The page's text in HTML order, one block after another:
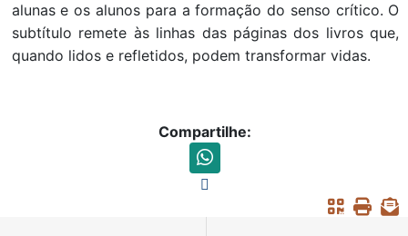
alunas e os alunos para a formação do senso crítico. O
subtítulo remete às linhas das páginas dos livros que,
quando lidos e refletidos, podem transformar vidas.
Compartilhe: